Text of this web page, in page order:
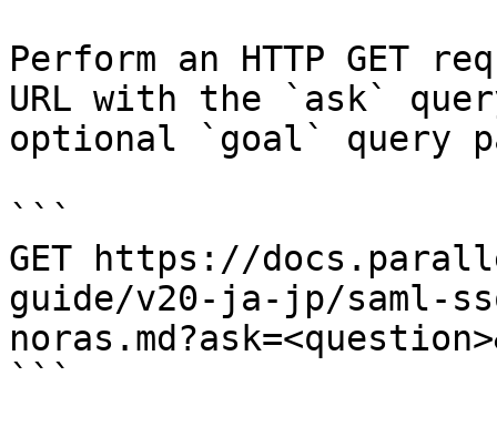
Perform an HTTP GET
URL with the `ask`
optional `goal` query
```
GET https://
guide/v20-ja-jp/saml-
```